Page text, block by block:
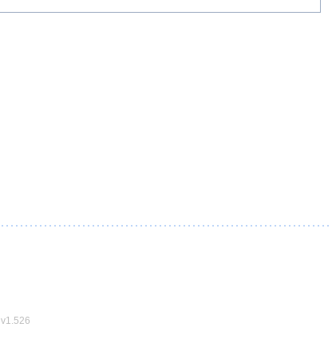
v1.526